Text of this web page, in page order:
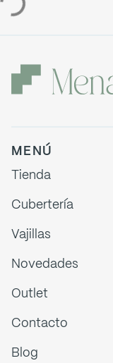
MENÚ
Tienda
Cubertería
Vajillas
Novedades
Outlet
Contacto
Blog